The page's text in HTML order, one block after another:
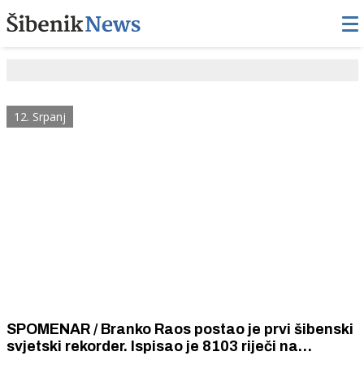
12. Srpanj
SPOMENAR / Branko Raos postao je prvi šibenski
svjetski rekorder. Ispisao je 8103 riječi na